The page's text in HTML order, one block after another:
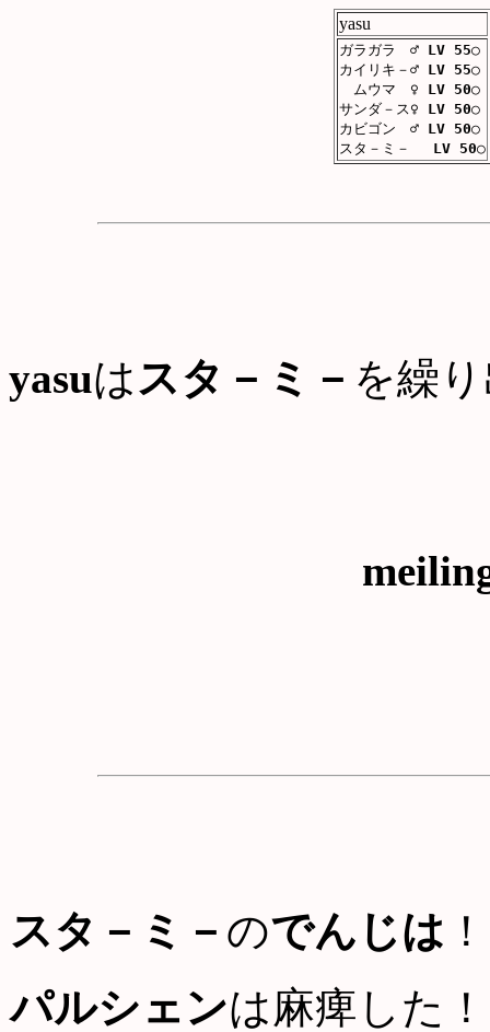
yasu
ガラガラ ♂ LV 55○
カイリキ－♂ LV 55○
ムウマ ♀ LV 50○
サンダ－ス♀ LV 50○
カビゴン ♂ LV 50○
スタ－ミ－
LV 50○
yasuはスタ－ミ－ を繰
スタ－ミ－ のでんじは ！
パルシェンは麻痺した！